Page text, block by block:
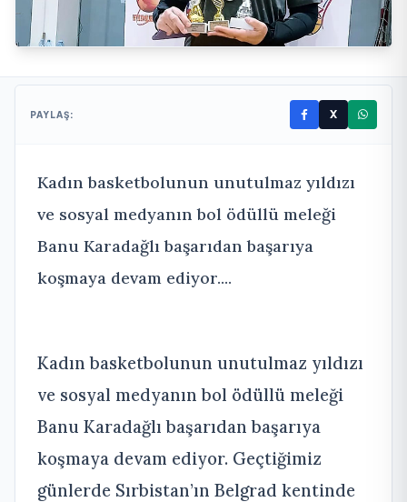
PAYLAŞ: X
Kadın basketbolunun unutulmaz yıldızı
ve sosyal medyanın bol ödüllü meleği
Banu Karadağlı başarıdan başarıya
koşmaya devam ediyor....
Kadın basketbolunun unutulmaz yıldızı
ve sosyal medyanın bol ödüllü meleği
Banu Karadağlı başarıdan başarıya
koşmaya devam ediyor. Geçtiğimiz
günlerde Sırbistan’ın Belgrad kentinde